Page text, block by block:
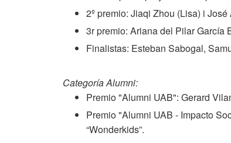
2º premio: Jiaqi Zhou (Lisa) i
3r premio: Ariana del Pilar García
Finalistas: Esteban Sabogal,
Categoría Alumni:
Premio "Alumni UAB": Gerard
Premio "Alumni UAB - Impacto
“Wonderkids”.